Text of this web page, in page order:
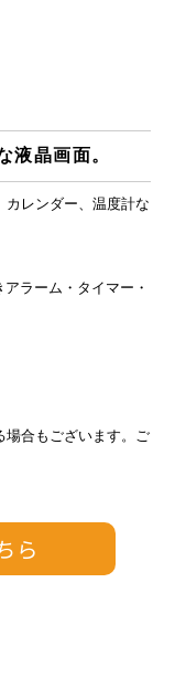
液晶画面。
カレンダー、温度計な
ラーム・タイマー・
場合もございます。ご